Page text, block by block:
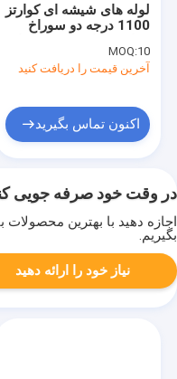
لوله های شیشه ای کوارتز
1100 درجه دو سوراخ
چند سوراخ
MOQ:10
آخرین قیمت را دریافت کنید
اکنون تماس بگیرید
در وقت خود صرفه جویی
اجازه دهید با بهترین
بگیریم.
نیاز خود را ارائه دهید